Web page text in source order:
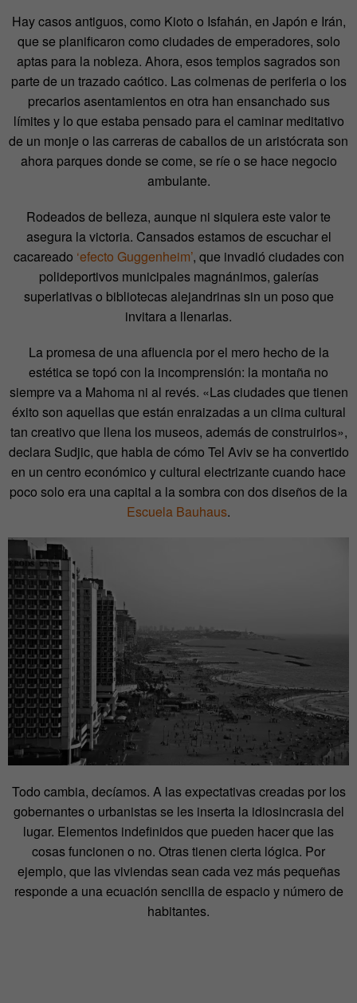
Hay casos antiguos, como Kioto o Isfahán, en Japón e Irán,
que se planificaron como ciudades de emperadores, solo
aptas para la nobleza. Ahora, esos templos sagrados son
parte de un trazado caótico. Las colmenas de periferia o los
precarios asentamientos en otra han ensanchado sus
límites y lo que estaba pensado para el caminar meditativo
de un monje o las carreras de caballos de un aristócrata son
ahora parques donde se come, se ríe o se hace negocio
ambulante.
Rodeados de belleza, aunque ni siquiera este valor te
asegura la victoria. Cansados estamos de escuchar el
cacareado ‘efecto Guggenheim’, que invadió ciudades con
polideportivos municipales magnánimos, galerías
superlativas o bibliotecas alejandrinas sin un poso que
invitara a llenarlas.
La promesa de una afluencia por el mero hecho de la
estética se topó con la incomprensión: la montaña no
siempre va a Mahoma ni al revés. «Las ciudades que tienen
éxito son aquellas que están enraizadas a un clima cultural
tan creativo que llena los museos, además de construirlos»,
declara Sudjic, que habla de cómo Tel Aviv se ha convertido
en un centro económico y cultural electrizante cuando hace
poco solo era una capital a la sombra con dos diseños de la
Escuela Bauhaus.
Todo cambia, decíamos. A las expectativas creadas por los
gobernantes o urbanistas se les inserta la idiosincrasia del
lugar. Elementos indefinidos que pueden hacer que las
cosas funcionen o no. Otras tienen cierta lógica. Por
ejemplo, que las viviendas sean cada vez más pequeñas
responde a una ecuación sencilla de espacio y número de
habitantes.